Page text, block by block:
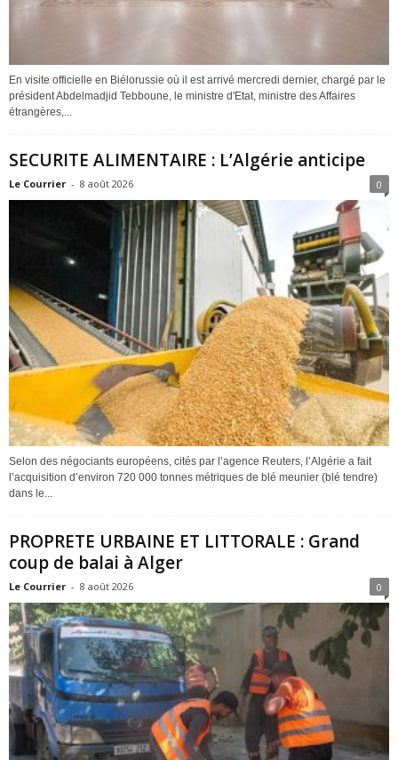
En visite officielle en Biélorussie où il est arrivé mercredi dernier, chargé par le
président Abdelmadjid Tebboune, le ministre d'Etat, ministre des Affaires
étrangères,...
SECURITE ALIMENTAIRE : L’Algérie anticipe
Le Courrier - 8 août 2026 0
Selon des négociants européens, cités par l’agence Reuters, l’Algérie a fait
l’acquisition d’environ 720 000 tonnes métriques de blé meunier (blé tendre)
dans le...
PROPRETE URBAINE ET LITTORALE : Grand
coup de balai à Alger
Le Courrier - 8 août 2026 0